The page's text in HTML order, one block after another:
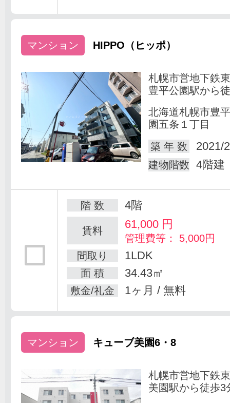
マンション HIPPO（ヒッポ）
札幌市営地下鉄
豊平公園駅から
北海道札幌市豊
園五条１丁目
築 年 数
2021/
建物階数 4階建
階 数 4階
賃料 61,000円
管理費等： 5,000円
間取り
1LDK
面 積 34.43㎡
敷金/礼金 1ヶ月 / 無料
マンション キューブ美園6・8
札幌市営地下鉄
美園駅から徒歩3